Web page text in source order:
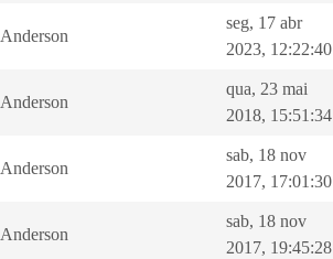
Anderson
seg, 17 abr
2023, 12:22:40
Anderson
qua, 23 mai
2018, 15:51:34
Anderson
sab, 18 nov
2017, 17:01:30
Anderson
sab, 18 nov
2017, 19:45:28